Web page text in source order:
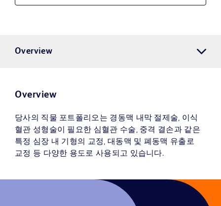
Overview
Overview
당사의 직물 포트폴리오는 경동맥 내막 절제술, 이식
혈관 성형술이 필요한 심혈관 수술, 중격 결손과 같은
특정 심장 내 기형의 교정, 대동맥 및 폐동맥 유출로
교정 등 다양한 용도로 사용되고 있습니다.